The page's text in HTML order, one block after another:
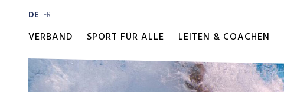
DE FR
VERBAND SPORT FÜR ALLE LEITEN & COACHEN